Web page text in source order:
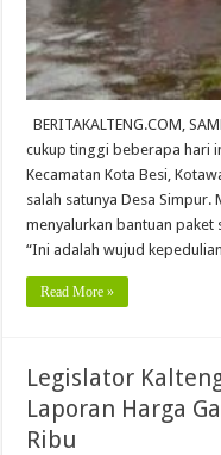
BERITAKALTENG.COM,
cukup tinggi beberapa hari
Kecamatan Kota Besi,
salah satunya Desa Simpur.
menyalurkan bantuan
“Ini adalah wujud
Read More »
Legislator
Laporan Harga
Ribu